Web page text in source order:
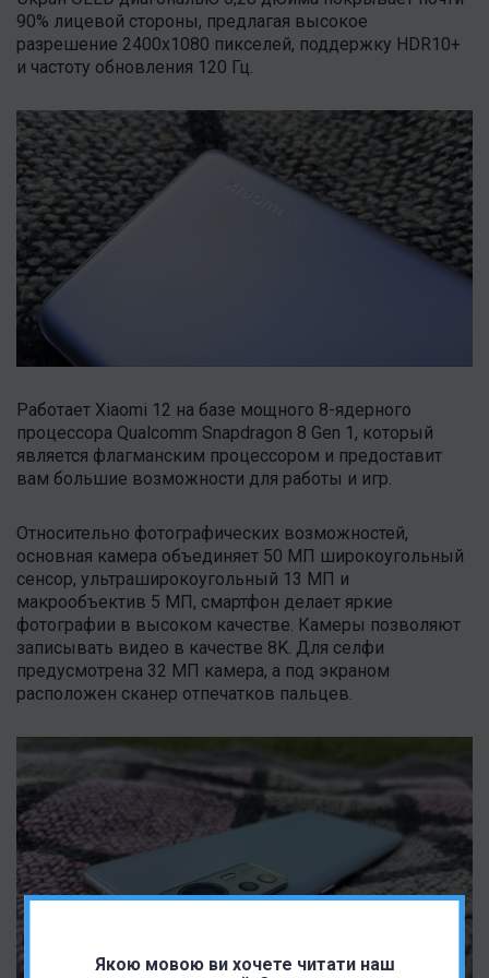
Якою мовою ви хочете читати наш
90% лицевой стороны, предлагая высокое
разрешение 2400x1080 пикселей, поддержку HDR10+
и частоту обновления 120 Гц.
Работает Xiaomi 12 на базе мощного 8-ядерного
процессора Qualcomm Snapdragon 8 Gen 1, который
является флагманским процессором и предоставит
вам большие возможности для работы и игр.
Относительно фотографических возможностей,
основная камера объединяет 50 МП широкоугольный
сенсор, ультраширокоугольный 13 МП и
макрообъектив 5 МП, смартфон делает яркие
фотографии в высоком качестве. Камеры позволяют
записывать видео в качестве 8K. Для селфи
предусмотрена 32 МП камера, а под экраном
расположен сканер отпечатков пальцев.